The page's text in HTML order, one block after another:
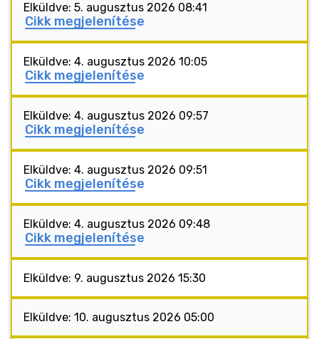
Elküldve: 5. augusztus 2026 08:41
Cikk megjelenítése
Elküldve: 4. augusztus 2026 10:05
Cikk megjelenítése
Elküldve: 4. augusztus 2026 09:57
Cikk megjelenítése
Elküldve: 4. augusztus 2026 09:51
Cikk megjelenítése
Elküldve: 4. augusztus 2026 09:48
Cikk megjelenítése
Elküldve: 9. augusztus 2026 15:30
Elküldve: 10. augusztus 2026 05:00